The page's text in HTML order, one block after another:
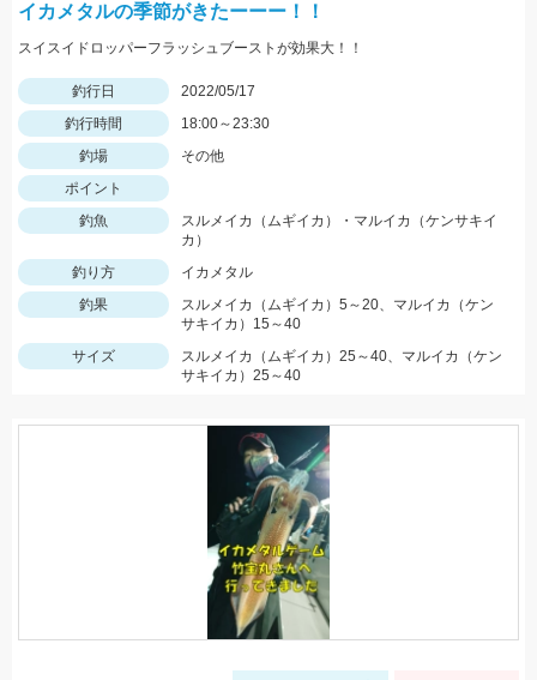
イカメタルの季節がきたーーー！！
スイスイドロッパーフラッシュブーストが効果大！！
釣行日
2022/05/17
釣行時間
18:00～23:30
釣場
その他
ポイント
釣魚
スルメイカ（ムギイカ）・マルイカ（ケンサキイ
カ）
釣り方
イカメタル
釣果
スルメイカ（ムギイカ）5～20、マルイカ（ケン
サキイカ）15～40
サイズ
スルメイカ（ムギイカ）25～40、マルイカ（ケン
サキイカ）25～40